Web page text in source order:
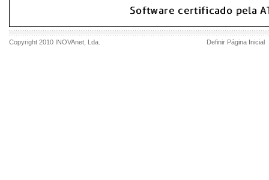
Copyright 2010 INOVAnet , Lda. Definir Página Inicial